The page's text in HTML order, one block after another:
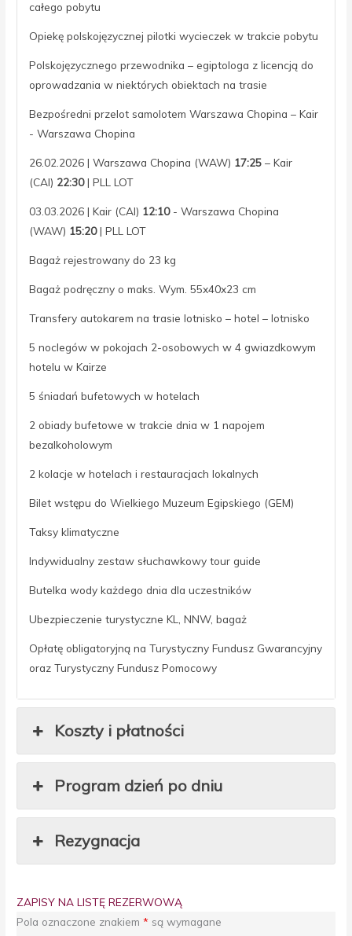
całego pobytu
Opiekę polskojęzycznej pilotki wycieczek w trakcie pobytu
Polskojęzycznego przewodnika – egiptologa z licencją do
oprowadzania w niektórych obiektach na trasie
Bezpośredni przelot samolotem Warszawa Chopina – Kair
- Warszawa Chopina
26.02.2026 | Warszawa Chopina (WAW) 17:25 – Kair
(CAI) 22:30| PLL LOT
03.03.2026 | Kair (CAI) 12:10- Warszawa Chopina
(WAW) 15:20| PLL LOT
Bagaż rejestrowany do 23 kg
Bagaż podręczny o maks. Wym. 55x40x23 cm
Transfery autokarem na trasie lotnisko – hotel – lotnisko
5 noclegów w pokojach 2-osobowych w 4 gwiazdkowym
hotelu w Kairze
5 śniadań bufetowych w hotelach
2 obiady bufetowe w trakcie dnia w 1 napojem
bezalkoholowym
2 kolacje w hotelach i restauracjach lokalnych
Bilet wstępu do Wielkiego Muzeum Egipskiego (GEM)
Taksy klimatyczne
Indywidualny zestaw słuchawkowy tour guide
Butelka wody każdego dnia dla uczestników
Ubezpieczenie turystyczne KL, NNW, bagaż
Opłatę obligatoryjną na Turystyczny Fundusz Gwarancyjny
oraz Turystyczny Fundusz Pomocowy
Koszty i płatności
Program dzień po dniu
Rezygnacja
ZAPISY NA LISTĘ REZERWOWĄ
Pola oznaczone znakiem* są wymagane